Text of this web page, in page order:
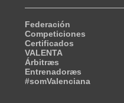
Federación
Competiciones
Certificados
VALENTA
Árbitræs
Entrenadoræs
#somValenciana